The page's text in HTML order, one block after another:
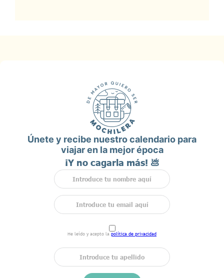
Únete y recibe nuestro calendario para
viajar en la mejor época
¡Y no cagarla más! 💩
He leído y acepto la política de privacidad